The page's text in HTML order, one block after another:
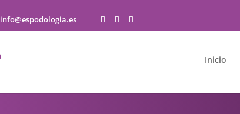
info@espodologia.es
Inicio